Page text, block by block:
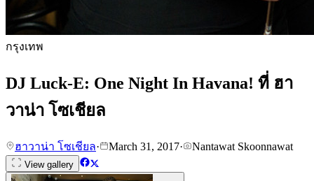
กรุงเทพ
DJ Luck-E: One Night In Havana! ที่ ฮา
วาน่า โซเชียล
ฮาวาน่า โซเชียล· March 31, 2017· Nantawat Skoonnawat
View gallery